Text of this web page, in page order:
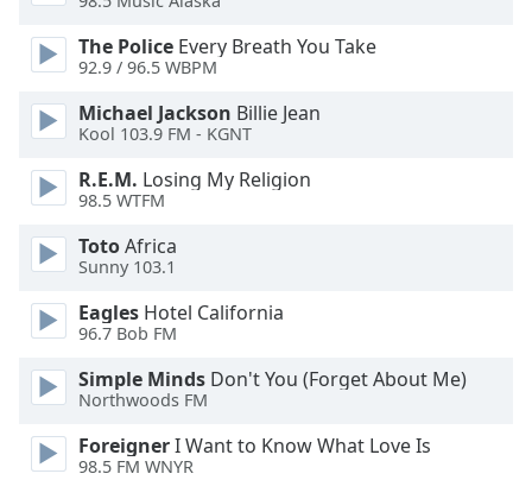
dialog
window.
cancel
and
close
window.
Text
Color
Opacity
Text
The Police Every Breath You Take
92.9 / 96.5 WBPM
Michael Jackson Billie Jean
Kool 103.9 FM - KGNT
R.E.M. Losing My Religion
98.5 WTFM
TotoAfrica
Sunny 103.1
Eagles Hotel California
96.7 Bob FM
Simple Minds Don't You (Forget About Me)
Northwoods FM
ForeignerI Want to Know What Love Is
98.5 FM WNYR